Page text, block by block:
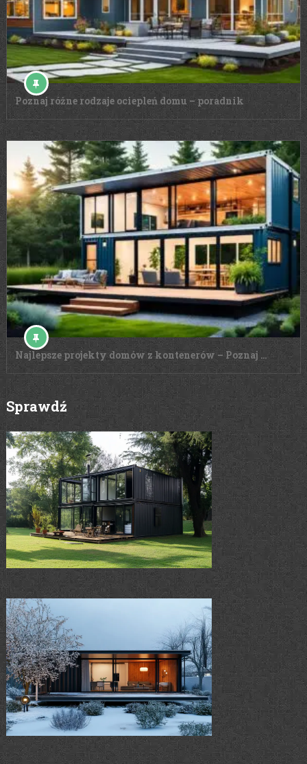
Poznaj różne rodzaje ociepleń domu – poradnik
Najlepsze projekty domów z kontenerów – Poznaj …
Sprawdź